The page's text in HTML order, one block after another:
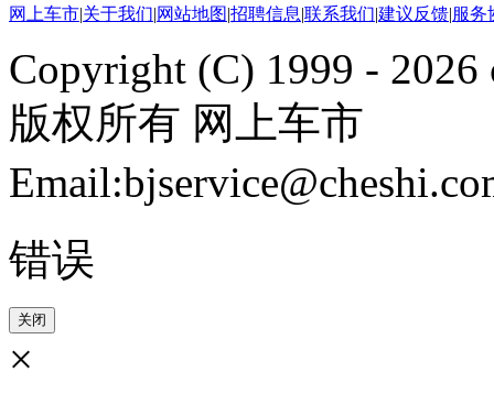
网上车市|关于我们|网站地图|招聘信息|联系我们|建议反馈|服务
Copyright (C) 1999 - 2026
版权所有 网上车市
错误
关闭
×